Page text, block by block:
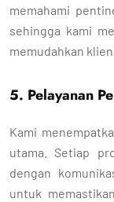
memahami
sehingga kami
memudahkan klien
5. Pelayanan
Kami
utama. Setiap
dengan
untuk